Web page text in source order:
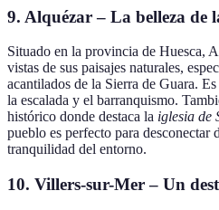
9. Alquézar – La belleza de
Situado en la provincia de Huesca,
vistas de sus paisajes naturales,
acantilados de la Sierra de Guara.
la escalada y el barranquismo.
histórico donde destaca la iglesia de
pueblo es perfecto para desconectar
tranquilidad del entorno.
10. Villers-sur-Mer – Un